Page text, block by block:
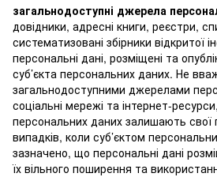
загальнодоступні джерела
довідники, адресні книги, реєстри,
систематизовані збірники відкритої
персональні дані, розміщені та
суб’єкта персональних даних. Не
загальнодоступними джерелами
соціальні мережі та інтернет-
персональних даних залишають свої
випадків, коли суб’єктом
зазначено, що персональні дані
їх вільного поширення та